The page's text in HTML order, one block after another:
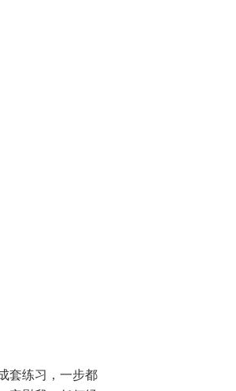
套练习，一步都